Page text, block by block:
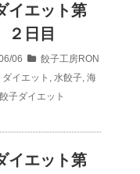
イエット第
日目
06
餃子工房RON
ダイエット 水餃子 海
餃子ダイエット
イエット第